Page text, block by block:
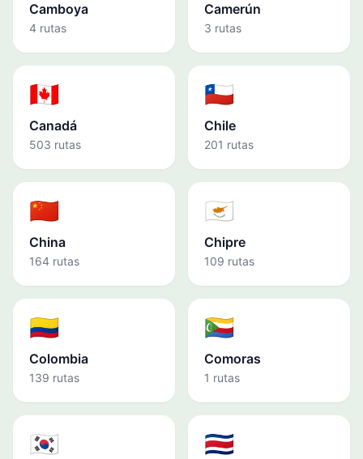
Camboya
4 rutas
Camerún
3 rutas
🇨🇦
Canadá
503 rutas
🇨🇱
Chile
201 rutas
🇨🇳
China
164 rutas
🇨🇾
Chipre
109 rutas
🇨🇴
Colombia
139 rutas
🇰🇲
Comoras
1 rutas
🇰🇷 🇨🇷